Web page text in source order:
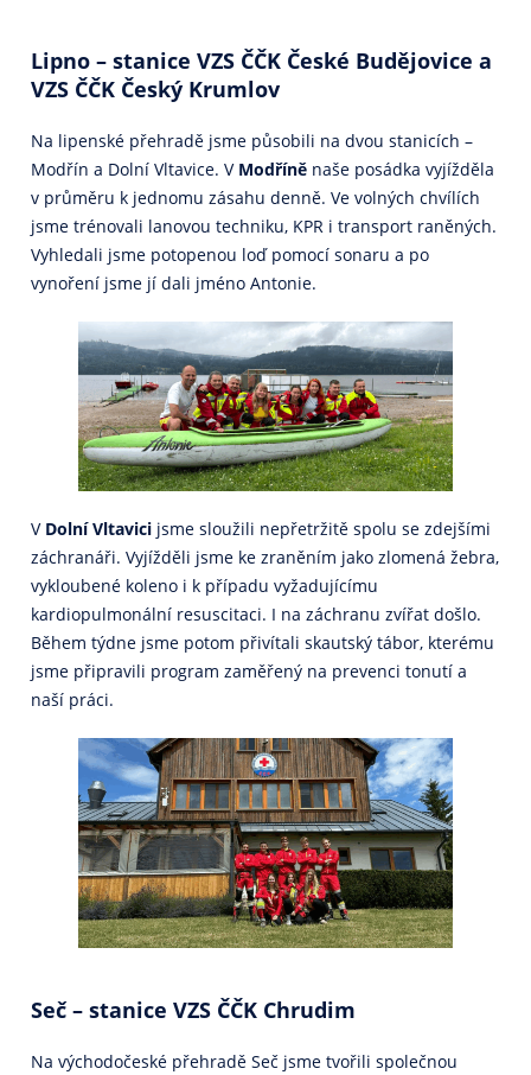
Lipno – stanice VZS ČČK České Budějovice a
VZS ČČK Český Krumlov
Na lipenské přehradě jsme působili na dvou stanicích –
Modřín a Dolní Vltavice. V Modříně naše posádka vyjížděla
v průměru k jednomu zásahu denně. Ve volných chvílích
jsme trénovali lanovou techniku, KPR i transport raněných.
Vyhledali jsme potopenou loď pomocí sonaru a po
vynoření jsme jí dali jméno Antonie.
V Dolní Vltavici jsme sloužili nepřetržitě spolu se zdejšími
záchranáři. Vyjížděli jsme ke zraněním jako zlomená žebra,
vykloubené koleno i k případu vyžadujícímu
kardiopulmonální resuscitaci. I na záchranu zvířat došlo.
Během týdne jsme potom přivítali skautský tábor, kterému
jsme připravili program zaměřený na prevenci tonutí a
naší práci.
Seč – stanice VZS ČČK Chrudim
Na východočeské přehradě Seč jsme tvořili společnou